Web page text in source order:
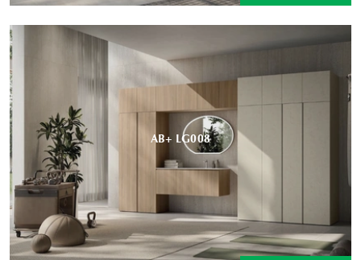
AB+ LG008